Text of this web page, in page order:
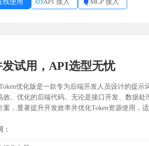
线使用 API 接入 MCP 接入
试用，API选型无忧
优化版是一款专为后端开发人员设计的提示
效、优化的后端代码。无论是接口开发、数据
案，显著提升开发效率并优化Token资源使用，